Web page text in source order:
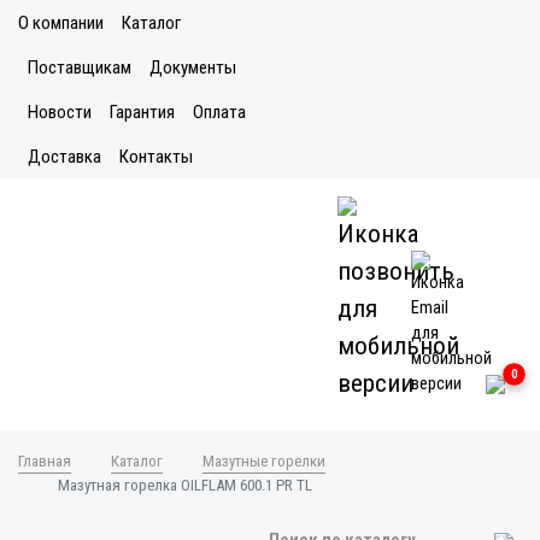
О компании Каталог
Поставщикам Документы
Новости Гарантия Оплата
Доставка Контакты
0
Главная Каталог
Мазутные горелки
Мазутная горелка OILFLAM 600.1 PR TL